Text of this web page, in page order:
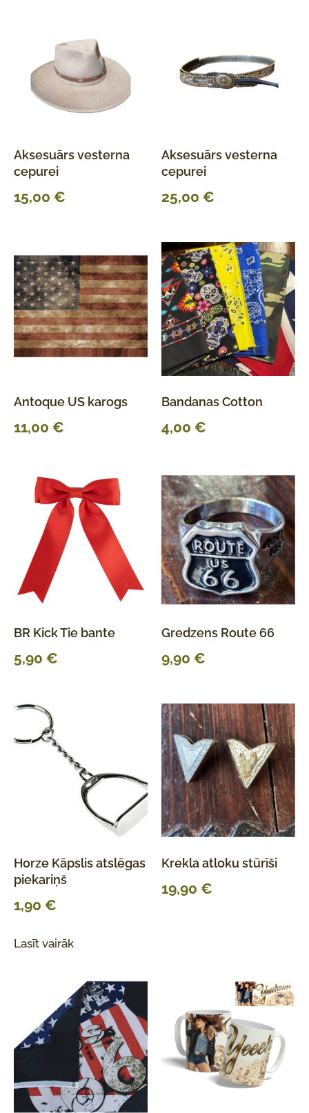
Aksesuārs vesterna
cepurei
15,00 €
Aksesuārs vesterna
cepurei
25,00 €
Antoque US karogs
11,00 €
Bandanas Cotton
4,00 €
BR Kick Tie bante
5,90 €
Gredzens Route 66
9,90 €
Horze Kāpslis atslēgas
piekariņš
1,90 €
Lasīt vairāk
Krekla atloku stūrīši
19,90 €